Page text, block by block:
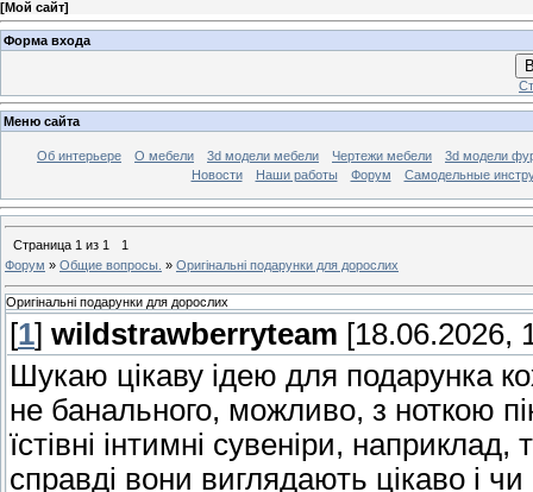
[Мой сайт]
Форма входа
Меню сайта
Об интерьере О мебели 3d модели мебели Чертежи мебели
3d модели
Новости
Наши работы Форум Самодельные
Страница 1 из 1
1
Форум » Общие вопросы. » Оригінальні подарунки для дорослих
Оригінальні подарунки для дорослих
[1] wildstrawberryteam [18.06.2026,
Шукаю цікаву ідею для подарунка
не банального, можливо, з ноткою
їстівні інтимні сувеніри,
справді вони виглядають цікаво і